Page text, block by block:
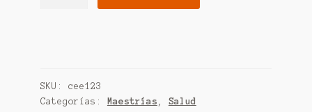
SKU: cee123
Categorías:
Maestrías , Salud